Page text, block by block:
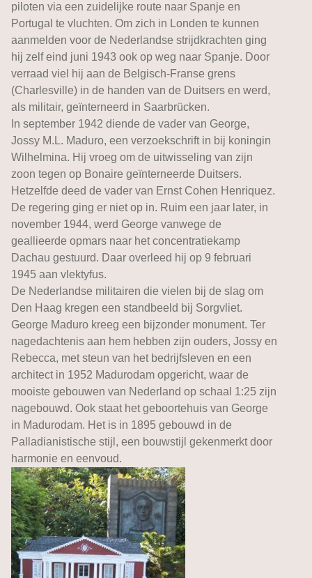
piloten via een zuidelijke route naar Spanje en
Portugal te vluchten. Om zich in Londen te kunnen
aanmelden voor de Nederlandse strijdkrachten ging
hij zelf eind juni 1943 ook op weg naar Spanje. Door
verraad viel hij aan de Belgisch-Franse grens
(Charlesville) in de handen van de Duitsers en werd,
als militair, geïnterneerd in Saarbrücken.
In september 1942 diende de vader van George,
Jossy M.L. Maduro, een verzoekschrift in bij koningin
Wilhelmina. Hij vroeg om de uitwisseling van zijn
zoon tegen op Bonaire geïnterneerde Duitsers.
Hetzelfde deed de vader van Ernst Cohen Henriquez.
De regering ging er niet op in. Ruim een jaar later, in
november 1944, werd George vanwege de
geallieerde opmars naar het concentratiekamp
Dachau gestuurd. Daar overleed hij op 9 februari
1945 aan vlektyfus.
De Nederlandse militairen die vielen bij de slag om
Den Haag kregen een standbeeld bij Sorgvliet.
George Maduro kreeg een bijzonder monument. Ter
nagedachtenis aan hem hebben zijn ouders, Jossy en
Rebecca, met steun van het bedrijfsleven en een
architect in 1952 Madurodam opgericht, waar de
mooiste gebouwen van Nederland op schaal 1:25 zijn
nagebouwd. Ook staat het geboortehuis van George
in Madurodam. Het is in 1895 gebouwd in de
Palladianistische stijl, een bouwstijl gekenmerkt door
harmonie en eenvoud.